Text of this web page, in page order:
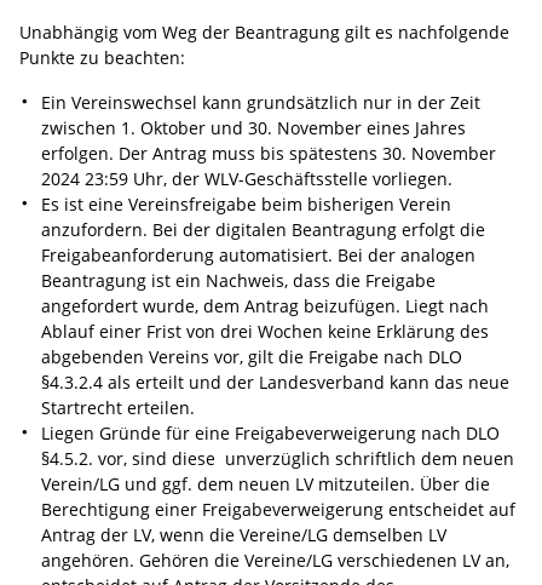
Unabhängig vom Weg der Beantragung gilt es nachfolgende
Punkte zu beachten:
Ein Vereinswechsel kann grundsätzlich nur in der Zeit
zwischen 1. Oktober und 30. November eines Jahres
erfolgen. Der Antrag muss bis spätestens 30. November
2024 23:59 Uhr, der WLV-Geschäftsstelle vorliegen.
Es ist eine Vereinsfreigabe beim bisherigen Verein
anzufordern. Bei der digitalen Beantragung erfolgt die
Freigabeanforderung automatisiert. Bei der analogen
Beantragung ist ein Nachweis, dass die Freigabe
angefordert wurde, dem Antrag beizufügen. Liegt nach
Ablauf einer Frist von drei Wochen keine Erklärung des
abgebenden Vereins vor, gilt die Freigabe nach DLO
§4.3.2.4 als erteilt und der Landesverband kann das neue
Startrecht erteilen.
Liegen Gründe für eine Freigabeverweigerung nach DLO
§4.5.2. vor, sind diese unverzüglich schriftlich dem neuen
Verein/LG und ggf. dem neuen LV mitzuteilen. Über die
Berechtigung einer Freigabeverweigerung entscheidet auf
Antrag der LV, wenn die Vereine/LG demselben LV
angehören. Gehören die Vereine/LG verschiedenen LV an,